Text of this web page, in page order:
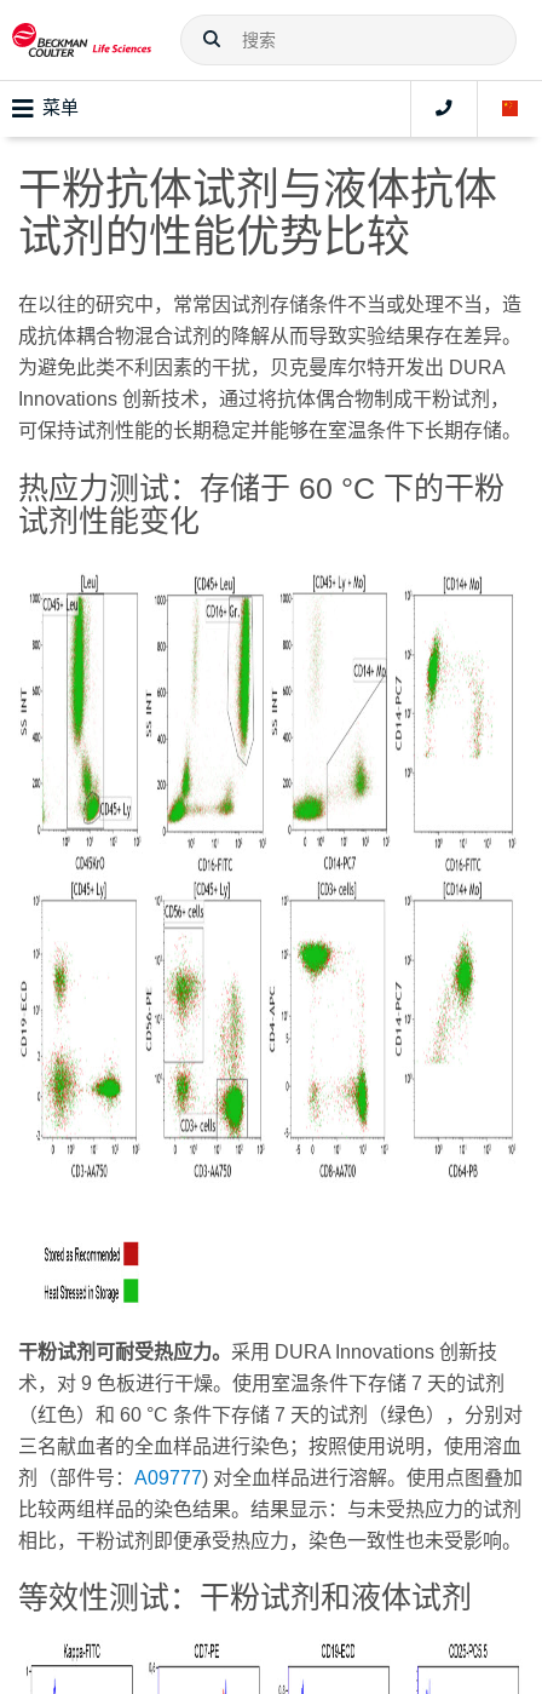
菜单
干粉抗体试剂与液体抗体
试剂的性能优势比较
在以往的研究中，常常因试剂存储条件不当或处理不当，造
成抗体耦合物混合试剂的降解从而导致实验结果存在差异。
为避免此类不利因素的干扰，贝克曼库尔特开发出 DURA
Innovations 创新技术，通过将抗体偶合物制成干粉试剂，
可保持试剂性能的长期稳定并能够在室温条件下长期存储。
热应力测试：存储于 60 °C 下的干粉
试剂性能变化
干粉试剂可耐受热应力。 采用 DURA Innovations 创新技
术，对 9 色板进行干燥。使用室温条件下存储 7 天的试剂
（红色）和 60 °C 条件下存储 7 天的试剂（绿色），分别对
三名献血者的全血样品进行染色；按照使用说明，使用溶血
剂（部件号： A09777) 对全血样品进行溶解。使用点图叠加
比较两组样品的染色结果。结果显示：与未受热应力的试剂
相比，干粉试剂即便承受热应力，染色一致性也未受影响。
等效性测试：干粉试剂和液体试剂